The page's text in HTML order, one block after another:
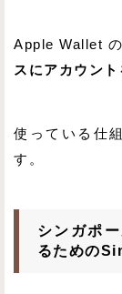
Apple Wallet の
スにアカウン
使っている仕
す。
シンガポ
るための